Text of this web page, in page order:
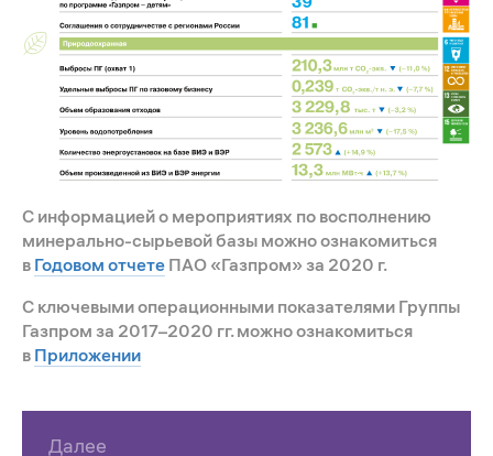
С информацией о мероприятиях по восполнению
минерально-сырьевой базы можно ознакомиться
в Годовом отчете ПАО «Газпром» за 2020 г.
С ключевыми операционными показателями Группы
Газпром за 2017–2020 гг. можно ознакомиться
в Приложении
Далее